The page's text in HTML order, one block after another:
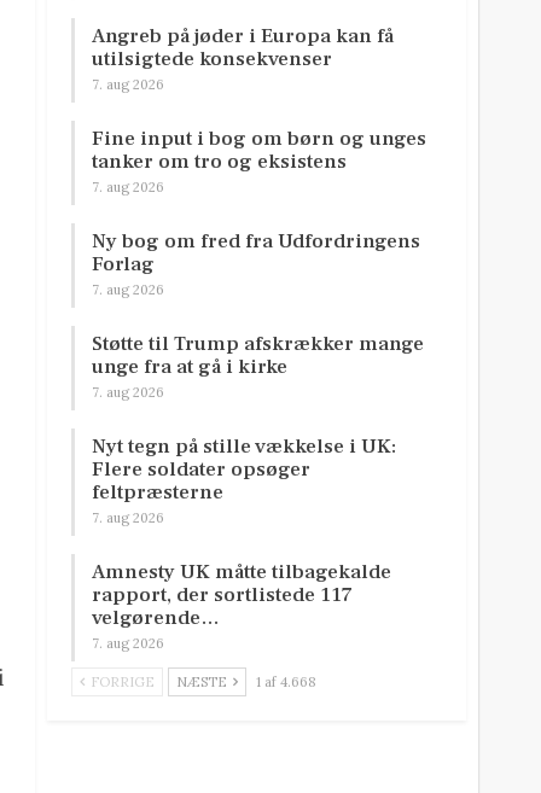
Angreb på jøder i Europa kan få
utilsigtede konsekvenser
7. aug 2026
Fine input i bog om børn og unges
tanker om tro og eksistens
7. aug 2026
Ny bog om fred fra Udfordringens
Forlag
7. aug 2026
Støtte til Trump afskrækker mange
unge fra at gå i kirke
7. aug 2026
Nyt tegn på stille vækkelse i UK:
Flere soldater opsøger
feltpræsterne
7. aug 2026
Amnesty UK måtte tilbagekalde
rapport, der sortlistede 117
velgørende…
7. aug 2026
FORRIGE NÆSTE 1 af 4.668